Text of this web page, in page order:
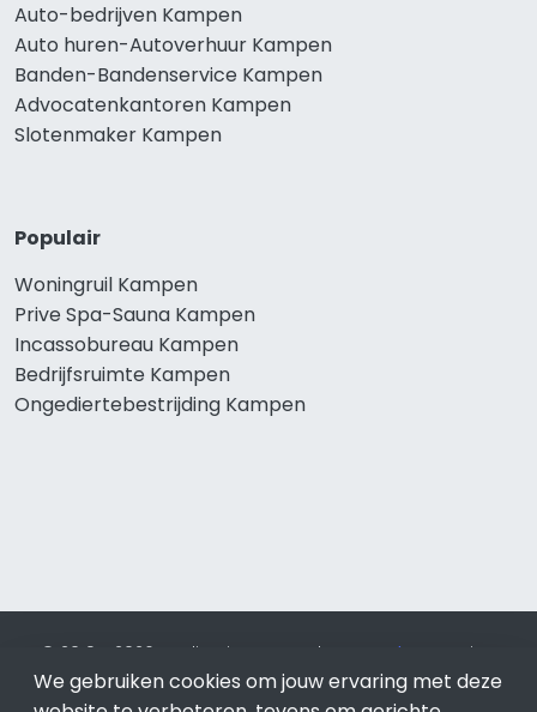
Auto-bedrijven Kampen
Auto huren-Autoverhuur Kampen
Banden-Bandenservice Kampen
Advocatenkantoren Kampen
Slotenmaker Kampen
Populair
Woningruil Kampen
Prive Spa-Sauna Kampen
Incassobureau Kampen
Bedrijfsruimte Kampen
Ongediertebestrijding Kampen
© 2019 - 2026 Realisatie en SEO door SEO-bureau
Lion
Internet. Betaal alleen voor bewezen resultaten?SEO
optimalisatie No Cure No Pay .Kampenis onderdeel van Lion
We gebruiken cookies om jouw ervaring met deze